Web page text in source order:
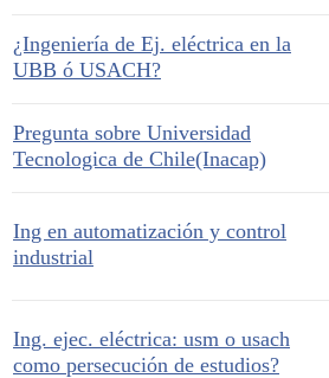
¿Ingeniería de Ej. eléctrica en la
UBB ó USACH?
Pregunta sobre Universidad
Tecnologica de Chile(Inacap)
Ing en automatización y control
industrial
Ing. ejec. eléctrica: usm o usach
como persecución de estudios?